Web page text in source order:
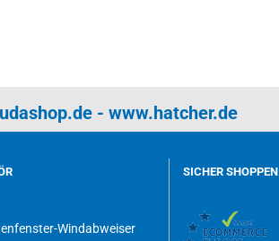
- www.hatcher.de
Windabweiser
SICHER SHOPPEN